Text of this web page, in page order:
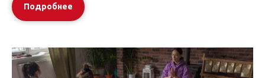
Подробнее